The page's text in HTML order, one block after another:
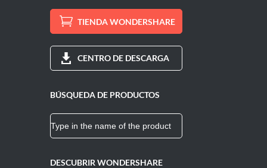
TIENDA WONDERSHARE
CENTRO DE DESCARGA
BÚSQUEDA DE PRODUCTOS
DESCUBRIR WONDERSHARE